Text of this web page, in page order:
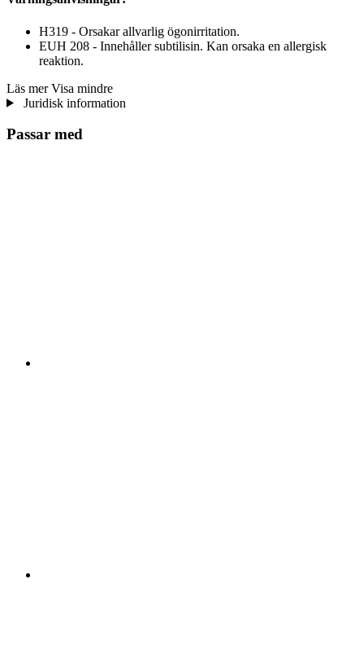
H319 - Orsakar allvarlig ögonirritation.
EUH 208 - Innehåller subtilisin. Kan orsaka en allergisk
reaktion.
Läs mer Visa mindre
Juridisk information
Passar med